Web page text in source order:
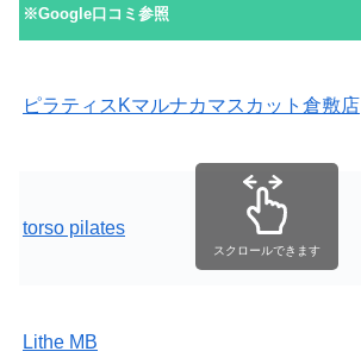
※Google口コミ参照
ピラティスKマルナカマスカット倉敷店
torso pilates
Lithe MB
スクロールできます